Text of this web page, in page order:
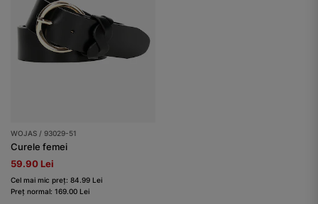
WOJAS / 93029-51
Curele femei
59.90 Lei
Cel mai mic preț: 84.99 Lei
Preț normal: 169.00 Lei